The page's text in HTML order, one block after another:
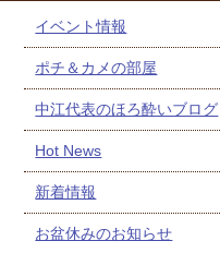
イベント情報
ポチ＆カメの部屋
中江代表のほろ酔いブログ
Hot News
新着情報
お盆休みのお知らせ